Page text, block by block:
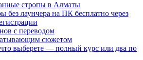
стропы в Алматы
без лаунчера на ПК бесплатно через
с переводом
сюжетом
выберете — полный курс или два по